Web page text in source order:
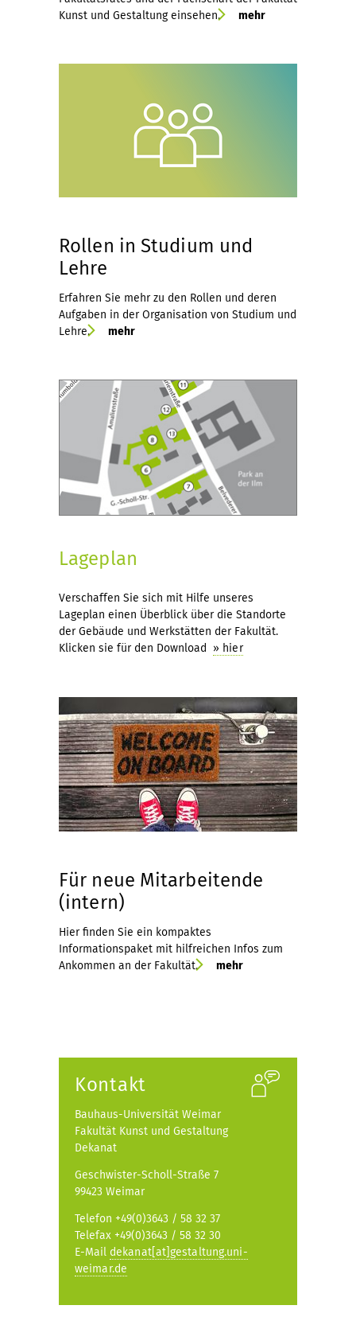
Kunst und Gestaltung einsehen.
mehr
Rollen in Studium und
Lehre
Erfahren Sie mehr zu den Rollen und deren
Aufgaben in der Organisation von Studium und
Lehre.
mehr
Lageplan
Verschaffen Sie sich mit Hilfe unseres
Lageplan einen Überblick über die Standorte
der Gebäude und Werkstätten der Fakultät.
Klicken sie für den Download » hier
Für neue Mitarbeitende
(intern)
Hier finden Sie ein kompaktes
Informationspaket mit hilfreichen Infos zum
Ankommen an der Fakultät.
mehr
Kontakt
Bauhaus-Universität Weimar
Fakultät Kunst und Gestaltung
Dekanat
Geschwister-Scholl-Straße 7
99423 Weimar
Telefon +49(0)3643 / 58 32 37
Telefax +49(0)3643 / 58 32 30
E-Mail dekanat[at]gestaltung.uni-
weimar.de